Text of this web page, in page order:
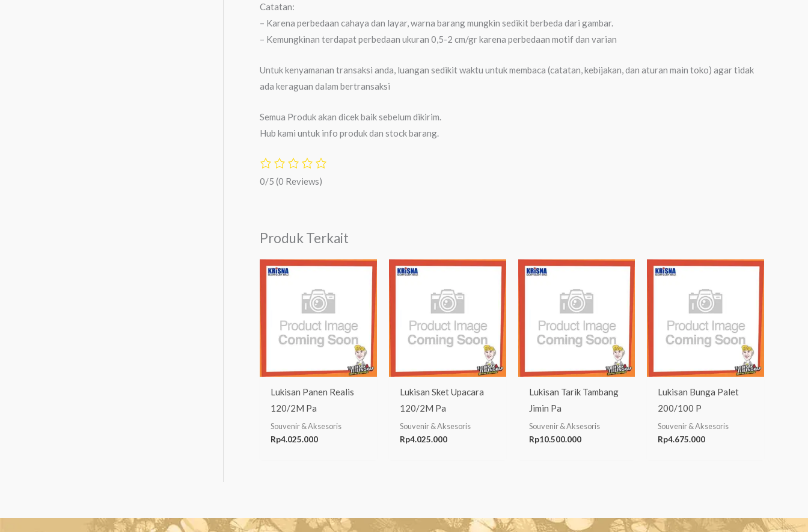
Catatan:
– Karena perbedaan cahaya dan layar, warna barang mungkin sedikit berbeda dari gambar.
– Kemungkinan terdapat perbedaan ukuran 0,5-2 cm/gr karena perbedaan motif dan varian
Untuk kenyamanan transaksi anda, luangan sedikit waktu untuk membaca (catatan, kebijakan, dan aturan main toko) agar tidak
ada keraguan dalam bertransaksi
Semua Produk akan dicek baik sebelum dikirim.
Hub kami untuk info produk dan stock barang.
0/5 (0 Reviews)
Produk Terkait
Lukisan Panen Realis
120/2M Pa
Souvenir & Aksesoris
Rp4.025.000
Lukisan Sket Upacara
120/2M Pa
Souvenir & Aksesoris
Rp4.025.000
Lukisan Tarik Tambang
Jimin Pa
Souvenir & Aksesoris
Rp10.500.000
Lukisan Bunga Palet
200/100 P
Souvenir & Aksesoris
Rp4.675.000